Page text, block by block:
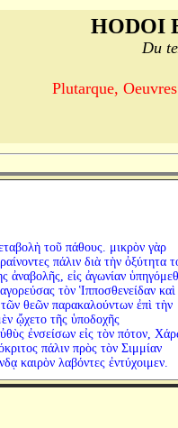
HODOI
Du
Plutarque,
τοῦ πάθους. μικρὸν γὰρ
πάλιν διὰ τὴν ὀξύτητα
ἀναβολῆς, εἰς ἀγωνίαν
τὸν Ἱπποσθενείδαν καὶ
θεῶν παρακαλούντων ἐπὶ τὴν
ᾤχετο τῆς ὑποδοχῆς
ἐνσείσων εἰς τὸν πότον,
πάλιν πρὸς τὸν Σιμμίαν
καιρὸν λαβόντες ἐντύχοιμεν.